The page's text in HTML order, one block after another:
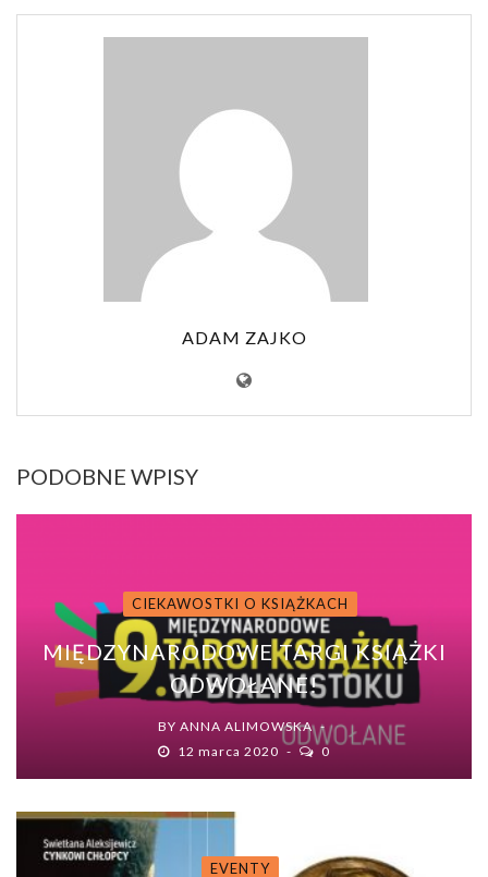
ADAM ZAJKO
PODOBNE WPISY
CIEKAWOSTKI O KSIĄŻKACH
MIĘDZYNARODOWE TARGI KSIĄŻKI
ODWOŁANE!
BY ANNA ALIMOWSKA
12 marca 2020
0
EVENTY